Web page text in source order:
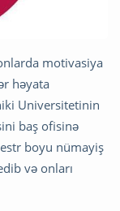
motivasiya
həyata
Universitetinin
baş ofisinə
boyu nümayiş
və onları